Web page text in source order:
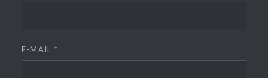
E-MAIL *